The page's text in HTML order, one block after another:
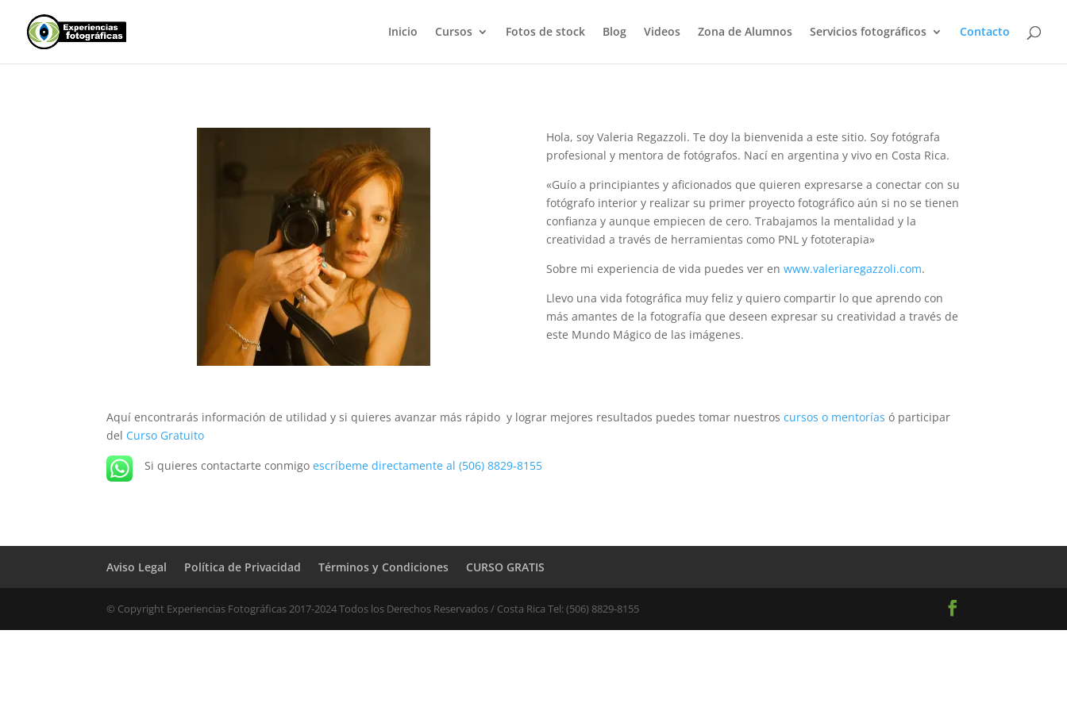
Inicio Cursos Fotos de stock Blog Videos Zona de Alumnos Servicios fotográficos Contacto
Hola, soy Valeria Regazzoli. Te doy la bienvenida a este sitio. Soy fotógrafa
profesional y mentora de fotógrafos. Nací en argentina y vivo en Costa Rica.
«Guío a principiantes y aficionados que quieren expresarse a conectar con su
fotógrafo interior y realizar su primer proyecto fotográfico aún si no se tienen
confianza y aunque empiecen de cero. Trabajamos la mentalidad y la
creatividad a través de herramientas como PNL y fototerapia»
Sobre mi experiencia de vida puedes ver enwww.valeriaregazzoli.com.
Llevo una vida fotográfica muy feliz y quiero compartir lo que aprendo con
más amantes de la fotografía que deseen expresar su creatividad a través de
este Mundo Mágico de las imágenes.
Aquí encontrarás información de utilidad y si quieres avanzar más rápido y lograr mejores resultados puedes tomar nuestroscursos o mentorías ó participar
del Curso Gratuito
Si quieres contactarte conmigoescríbeme directamente al (506) 8829-8155
Aviso Legal Política de Privacidad Términos y Condiciones CURSO GRATIS
© Copyright Experiencias Fotográficas 2017-2024 Todos los Derechos Reservados / Costa Rica Tel: (506) 8829-8155